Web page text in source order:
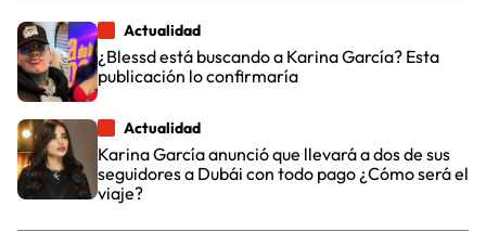
Actualidad
¿Blessd está buscando a Karina García? Esta
publicación lo confirmaría
Actualidad
Karina García anunció que llevará a dos de sus
seguidores a Dubái con todo pago ¿Cómo será el
viaje?